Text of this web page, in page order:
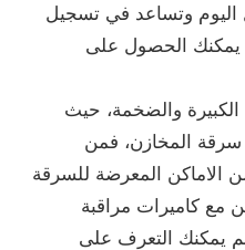
اليوم وتساعد في تسجيل
يمكنك الحصول على
الكبيرة والضخمة، حيث
المخازن، فمن
الاماكن المعرضة للسرقة
مع كاميرات مراقبة
يمكنك التعرف على